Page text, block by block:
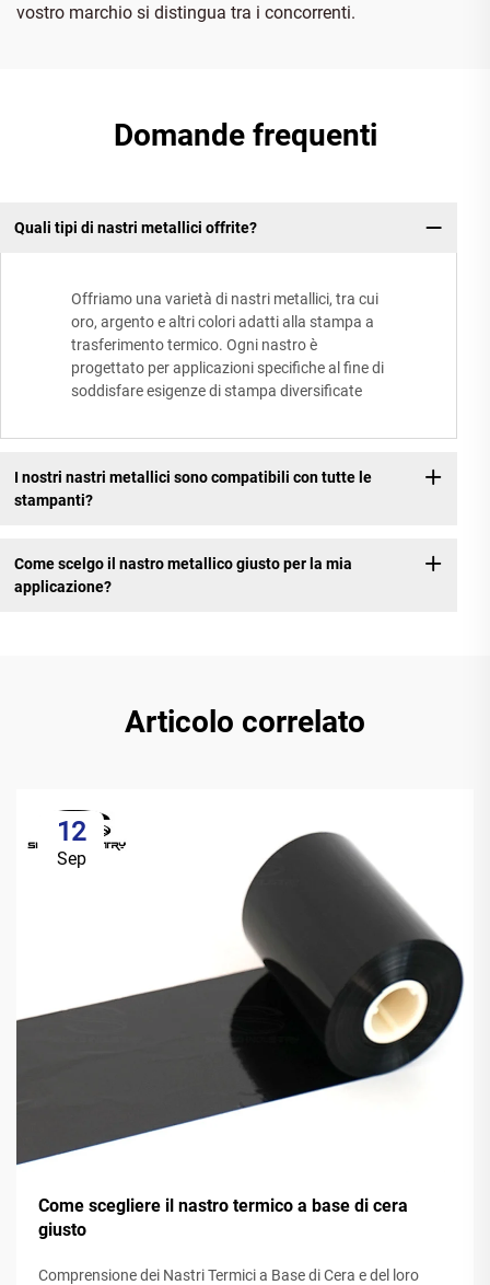
vostro marchio si distingua tra i concorrenti.
Domande frequenti
Quali tipi di nastri metallici offrite?
Offriamo una varietà di nastri metallici, tra cui
oro, argento e altri colori adatti alla stampa a
trasferimento termico. Ogni nastro è
progettato per applicazioni specifiche al fine di
soddisfare esigenze di stampa diversificate
I nostri nastri metallici sono compatibili con tutte le
stampanti?
Come scelgo il nastro metallico giusto per la mia
applicazione?
Articolo correlato
12
Sep
Come scegliere il nastro termico a base di cera
giusto
Comprensione dei Nastri Termici a Base di Cera e del loro